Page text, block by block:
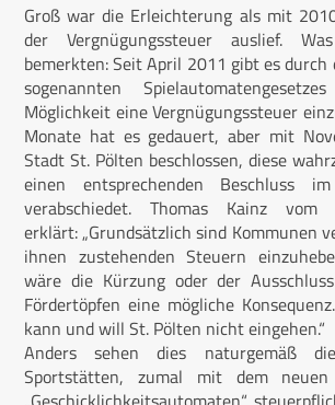
Groß war die Erleichterung als mit
der Vergnügungssteuer auslief.
bemerkten: Seit April 2011 gibt es durch
sogenannten
Möglichkeit eine Vergnügungssteuer
Monate hat es gedauert, aber mit
Stadt St. Pölten beschlossen, diese
einen entsprechenden Beschluss
verabschiedet. Thomas Kainz vom
erklärt: „Grundsätzlich sind Kommunen
ihnen zustehenden Steuern
wäre die Kürzung oder der
Fördertöpfen eine mögliche
kann und will St. Pölten nicht eingehen.“
Anders sehen dies naturgemäß
Sportstätten, zumal mit dem neuen